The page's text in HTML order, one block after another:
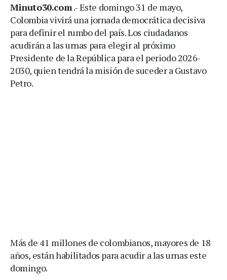
Minuto30.com.- Este domingo 31 de mayo,
Colombia vivirá una jornada democrática decisiva
para definir el rumbo del país. Los ciudadanos
acudirán a las urnas para elegir al próximo
Presidente de la República para el periodo 2026-
2030, quien tendrá la misión de suceder a Gustavo
Petro.
Más de 41 millones de colombianos, mayores de 18
años, están habilitados para acudir a las urnas este
domingo.